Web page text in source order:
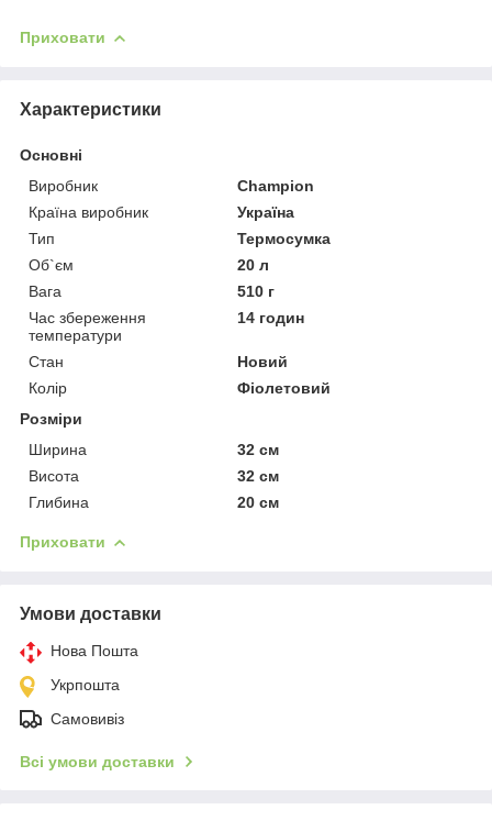
Приховати
Характеристики
Основні
Виробник
Champion
Країна виробник
Україна
Тип
Термосумка
Об`єм
20 л
Вага
510 г
Час збереження
температури
14 годин
Стан
Новий
Колір
Фіолетовий
Розміри
Ширина
32 см
Висота
32 см
Глибина
20 см
Приховати
Умови доставки
Нова Пошта
Укрпошта
Самовивіз
Всі умови доставки